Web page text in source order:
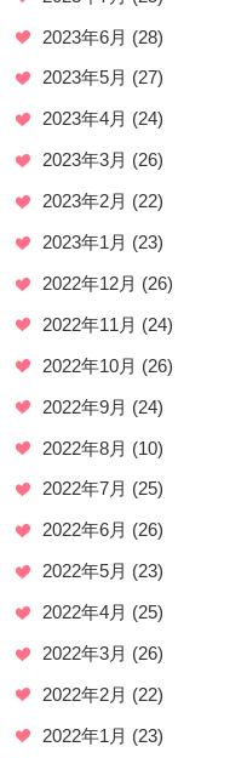
2023年6月 (28)
2023年5月 (27)
2023年4月 (24)
2023年3月 (26)
2023年2月 (22)
2023年1月 (23)
2022年12月 (26)
2022年11月 (24)
2022年10月 (26)
2022年9月 (24)
2022年8月 (10)
2022年7月 (25)
2022年6月 (26)
2022年5月 (23)
2022年4月 (25)
2022年3月 (26)
2022年2月 (22)
2022年1月 (23)